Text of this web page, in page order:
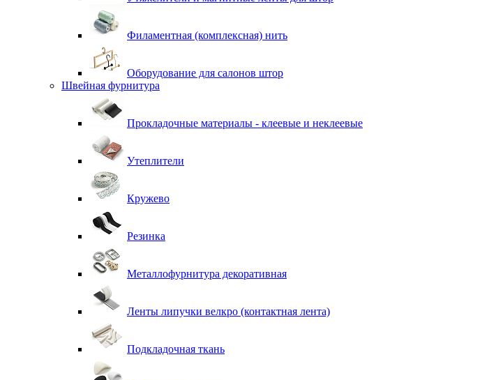
Филаментная (комплексная) нить
Оборудование для салонов штор
Швейная фурнитура
Прокладочные материалы - клеевые и неклеевые
Утеплители
Кружево
Резинка
Металлофурнитура декоративная
Ленты липучки велкро (контактная лента)
Подкладочная ткань